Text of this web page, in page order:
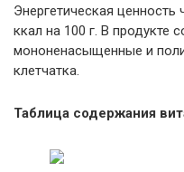
Энергетическая ценность
ккал на 100 г. В продукте
мононенасыщенные и
клетчатка.
Таблица содержания